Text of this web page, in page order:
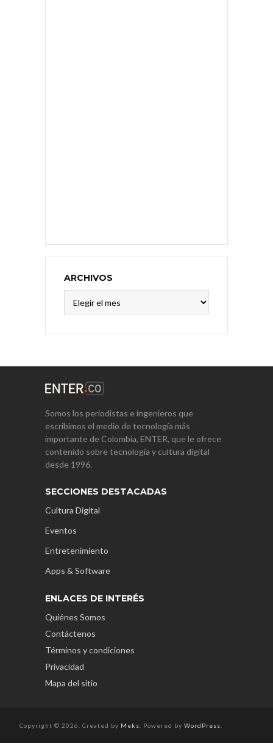
ARCHIVOS
Somos los periodistas e ingenieros que
escribimos el medio de tecnología más
importante de Colombia, ENTER, que le ofrece
contenido sobre tecnología y cultura digital
desde 1996.
SECCIONES DESTACADAS
Cultura Digital
Eventos
Entretenimiento
Apps & Software
ENLACES DE INTERÉS
Quiénes Somos
Contáctenos
Términos y condiciones
Privacidad
Mapa del sitio
Copyright © 2026. Created by Meks . Powered by WordPress